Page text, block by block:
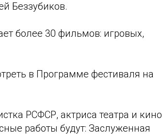
Беззубиков.
более 30 фильмов: игровых,
в Программе фестиваля на
РСФСР, актриса театра и кино
работы будут: Заслуженная